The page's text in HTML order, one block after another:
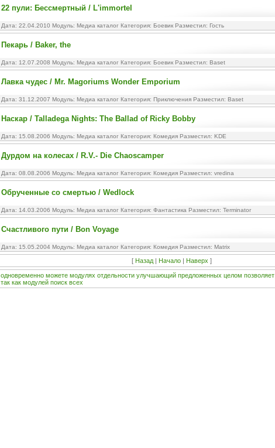
22 пули: Бессмертный / L'immortel
Дата: 22.04.2010 Модуль: Медиа каталог Категория: Боевик Разместил: Гость
Пекарь / Baker, the
Дата: 12.07.2008 Модуль: Медиа каталог Категория: Боевик Разместил: Baset
Лавка чудес / Mr. Magoriums Wonder Emporium
Дата: 31.12.2007 Модуль: Медиа каталог Категория: Приключения Разместил: Baset
Наскар / Talladega Nights: The Ballad of Ricky Bobby
Дата: 15.08.2006 Модуль: Медиа каталог Категория: Комедия Разместил: KDE
Дурдом на колесах / R.V.- Die Chaoscamper
Дата: 08.08.2006 Модуль: Медиа каталог Категория: Комедия Разместил: vredina
Обрученные со смертью / Wedlock
Дата: 14.03.2006 Модуль: Медиа каталог Категория: Фантастика Разместил: Terminator
Счастливого пути / Bon Voyage
Дата: 15.05.2004 Модуль: Медиа каталог Категория: Комедия Разместил: Matrix
[ Назад| Начало| Наверх ]
одновременно можете модулях отдельности улучшающий предложенных целом позволяет
так как модулей поиск всех